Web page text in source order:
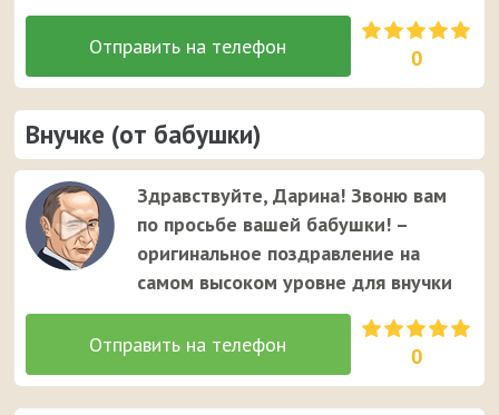
0
Внучке (от бабушки)
Здравствуйте, Дарина! Звоню вам
по просьбе вашей бабушки! –
оригинальное поздравление на
самом высоком уровне для внучки
0